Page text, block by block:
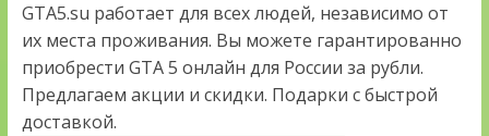
GTA5.su работает для всех людей, независимо от
их места проживания. Вы можете гарантированно
приобрести GTA 5 онлайн для России за рубли.
Предлагаем акции и скидки. Подарки с быстрой
доставкой.